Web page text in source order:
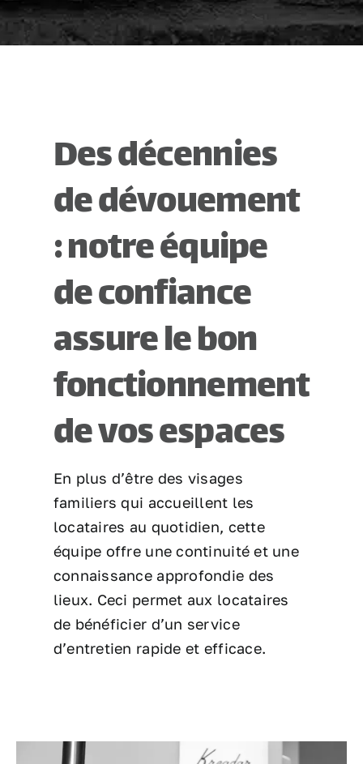
Des décennies
de dévouement
: notre équipe
de confiance
assure le bon
fonctionnement
de vos espaces
En plus d’être des visages
familiers qui accueillent les
locataires au quotidien, cette
équipe offre une continuité et une
connaissance approfondie des
lieux. Ceci permet aux locataires
de bénéficier d’un service
d’entretien rapide et efficace.